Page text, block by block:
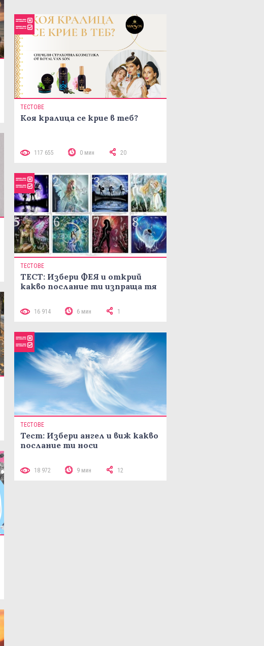
ТЕСТОВЕ
Коя кралица се крие в теб?
117 655 0 мин 20
ТЕСТОВЕ
ТЕСТ: Избери ФЕЯ и открий
какво послание ти изпраща тя
16 914 6 мин 1
ТЕСТОВЕ
Тест: Избери ангел и виж какво
послание ти носи
18 972 9 мин 12